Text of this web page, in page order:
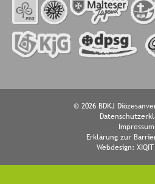
© 2026 BDKJ
Impressum
Erklärung zur
Webdesign: